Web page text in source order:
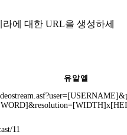
에 대한 URL을 생성하세
유알엘
11